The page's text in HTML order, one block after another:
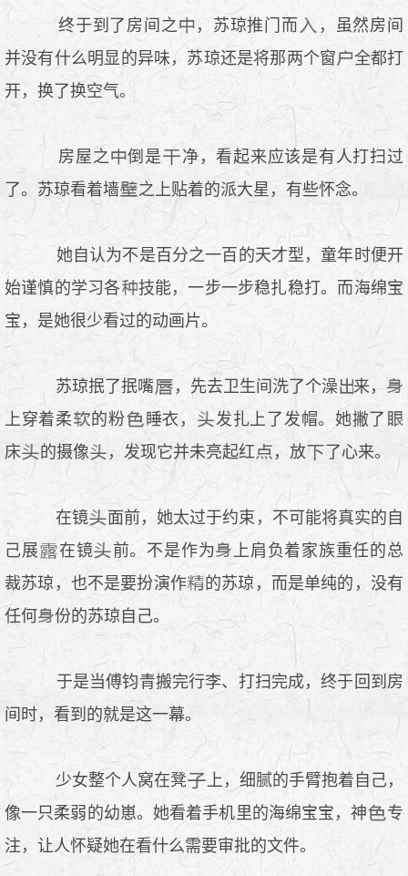
终于到了房间之 ，苏琼推门而
，虽然房间
并没有什么明显的异味，苏琼还是将那两个窗
全都打
开，换了换空气。
房屋之 倒是
净，看起来应该是有人打扫过
了。苏琼看着墙
之上贴着的派大星，有些怀念。
她自认为不是百分之一百的天才型，童年时便开
始谨慎的学习各
技能，一步一步稳扎稳打。而海绵宝
宝，是她很少看过的动画片。
苏琼抿了抿嘴 ，先去卫生间洗了个澡
来，
上穿着柔
的粉 睡衣，
发扎上了发帽。她撇了
床
的摄像 ，发现它并未亮起红 ，放 了心来。
在镜
面前，她太过于约束，不可能将真实的自
己展
在镜 前。不是作为
上肩负着家族重任的总
裁苏琼，也不是要扮演作
的苏琼，而是单纯的，没有
任何
份的苏琼自己。
于是当傅钧青搬完行李、打扫完成，终于回到房
间时，看到的就是这一幕。
少女整个人窝在凳
上，细腻的手臂抱着自己，
像一只柔弱的幼崽。她看着手机里的海绵宝宝，神
专
注，让人怀疑她在看什么需要审批的文件。